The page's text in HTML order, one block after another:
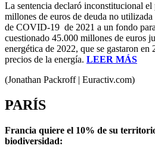
La sentencia declaró inconstitucional
millones de euros de deuda no
de COVID-19 de 2021 a un fondo
cuestionado 45.000 millones de euros
energética de 2022, que se gastaron en
precios de la energía. LEER MÁS
(Jonathan Packroff | Euractiv.com)
PARÍS
Francia quiere el 10% de su
biodiversidad: